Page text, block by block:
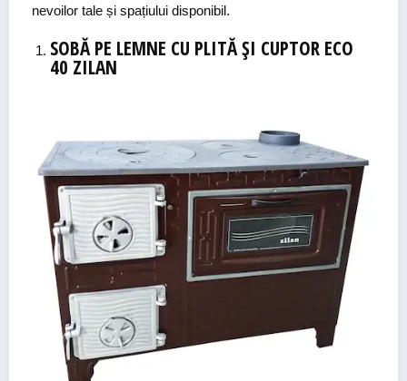
nevoilor tale și spațiului disponibil.
SOBĂ PE LEMNE CU PLITĂ ȘI CUPTOR ECO
40 ZILAN